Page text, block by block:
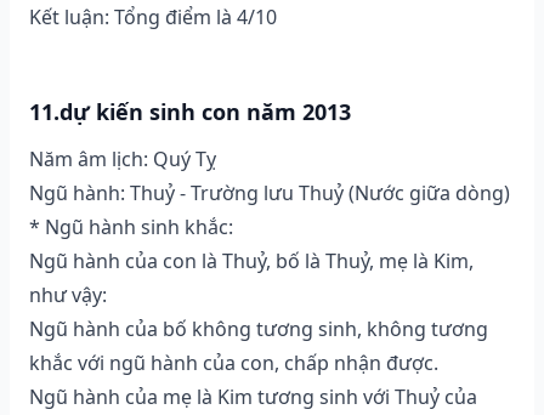
Kết luận: Tổng điểm là 4/10
11.dự kiến sinh con năm 2013
Năm âm lịch: Quý Tỵ
Ngũ hành: Thuỷ - Trường lưu Thuỷ (Nước giữa dòng)
* Ngũ hành sinh khắc:
Ngũ hành của con là Thuỷ, bố là Thuỷ, mẹ là Kim,
như vậy:
Ngũ hành của bố không tương sinh, không tương
khắc với ngũ hành của con, chấp nhận được.
Ngũ hành của mẹ là Kim tương sinh với Thuỷ của